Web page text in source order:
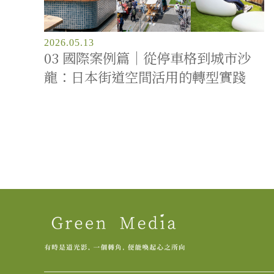
2026.05.13
03 國際案例篇｜從停車格到城市沙
龍：日本街道空間活用的轉型實踐